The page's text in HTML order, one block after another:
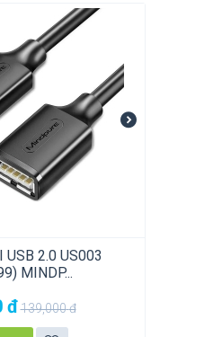
USB 2.0 US003
MINDP...
đ139,000đ